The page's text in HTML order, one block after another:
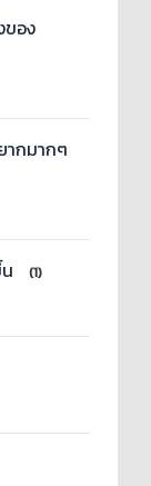
ของ
ากมากๆ
(1)